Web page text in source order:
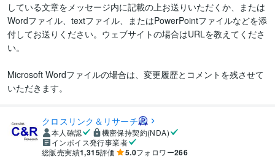
している文章をメッセージ内に記載の上お送りいただくか、または
Wordファイル、textファイル、またはPowerPointファイルなどを添
付してお送りください。ウェブサイトの場合はURLを教えてくださ
い。
Microsoft Wordファイルの場合は、変更履歴とコメントを残させて
いただきます。
クロスリンク＆リサーチ
本人確認
機密保持契約(NDA)
インボイス発行事業者
総販売実績1,315評価 5.0フォロワー266